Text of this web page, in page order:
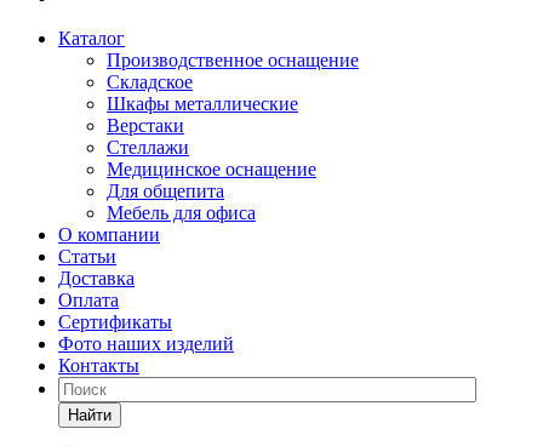
Каталог
Производственное оснащение
Складское
Шкафы металлические
Верстаки
Стеллажи
Медицинское оснащение
Для общепита
Мебель для офиса
О компании
Статьи
Доставка
Оплата
Сертификаты
Фото наших изделий
Контакты
Найти